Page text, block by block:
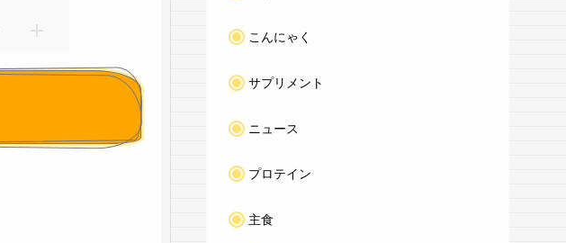
こんにゃく
サプリメント
ニュース
プロテイン
主食